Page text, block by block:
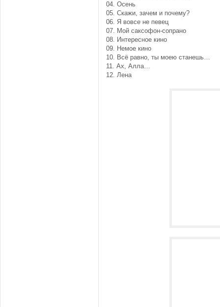
04. Осень
05. Скажи, зачем и почему?
06. Я вовсе не певец
07. Мой саксофон-сопрано
08. Интересное кино
09. Немое кино
10. Всё равно, ты моею станешь…
11. Ах, Алла…
12. Лена